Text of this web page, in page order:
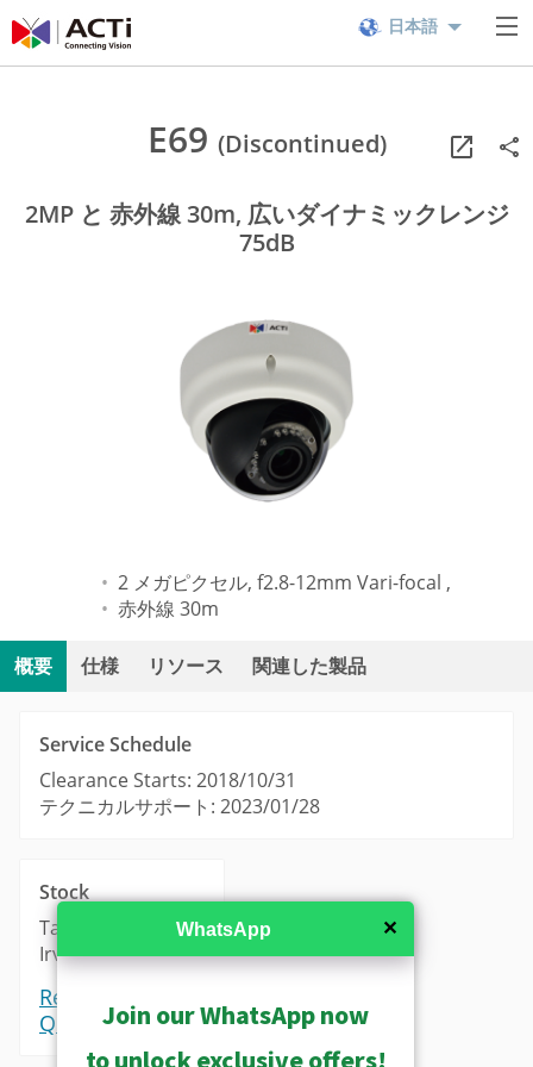
日本語
E69 (Discontinued)
2MP と 赤外線 30m, 広いダイナミックレンジ
75dB
2 メガピクセル, f2.8-12mm Vari-focal ,
赤外線 30m
概要 仕様 リソース 関連した製品
Service Schedule
Clearance Starts: 2018/10/31
テクニカルサポート: 2023/01/28
Stock
Taipei: 0
Irvine: 0
Request a
Quote
✕
WhatsApp
Join our WhatsApp now
to unlock exclusive offers!